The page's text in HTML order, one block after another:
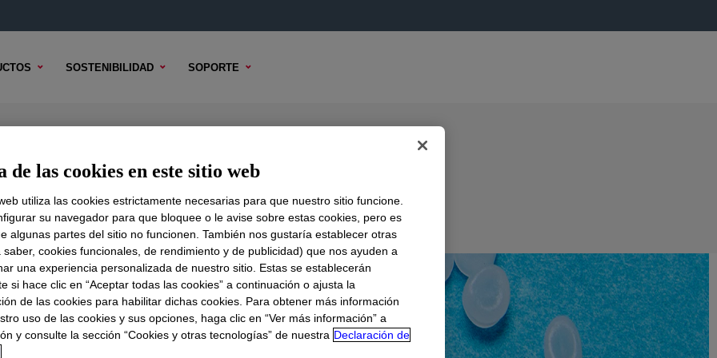
SOSTENIBILIDAD SOPORTE
TÉCNICO OPCIONES DE MUESTRA OPCIONES DE COMPRA
de las cookies en este sitio web
utiliza las cookies estrictamente necesarias para que nuestro sitio funcione.
su navegador para que bloquee o le avise sobre estas cookies, pero es
algunas partes del sitio no funcionen. También nos gustaría establecer otras
saber, cookies funcionales, de rendimiento y de publicidad) que nos ayuden a
una experiencia personalizada de nuestro sitio. Estas se establecerán
si hace clic en “Aceptar todas las cookies” a continuación o ajusta la
de las cookies para habilitar dichas cookies. Para obtener más información
uso de las cookies y sus opciones, haga clic en “Ver más información” a
y consulte la sección “Cookies y otras tecnologías” de nuestra Declaración de